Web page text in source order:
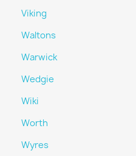
Viking
Waltons
Warwick
Wedgie
Wiki
Worth
Wyres